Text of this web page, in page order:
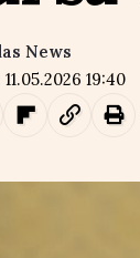
19:40
News